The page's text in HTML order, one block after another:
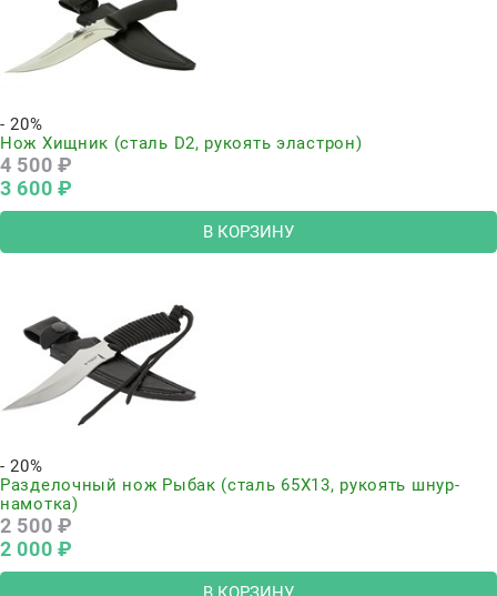
- 20%
Нож Хищник (сталь D2, рукоять эластрон)
4 500 ₽
3 600 ₽
В КОРЗИНУ
- 20%
Разделочный нож Рыбак (сталь 65Х13, рукоять шнур-
намотка)
2 500 ₽
2 000 ₽